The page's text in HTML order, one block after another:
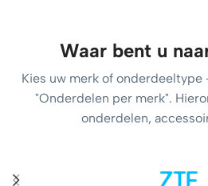
Waar bent u
Kies uw merk of
"Onderdelen per merk".
onderdelen,